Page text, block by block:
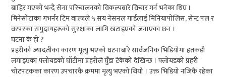
बाहिर गएको भन्दै सेना परिचालनको विकल्पबारे विचार गर्न भनेका थिए ।
मिनेसोटाका गभर्नर टिम वाल्जले ५ सय नेसनल गार्डलाई मिनियापोलिस, सेन्ट पल र
वरपरका समुदायहरूको सुरक्षाका लागि खटाइएको जनाएका छन ।
घटना के हो ?
प्रहरीको ज्यादतीका कारण मृत्यु भएको घटनाबारे सार्वजनिक भिडियोमा हतकडी
लगाइएका फ्लोयडको घाँटीमा प्रहरीले घुँडा टेकेको देखिन्छ । फ्लोयडको प्रहरी
चोटपटकका कारण उपचारकै क्रममा मृत्यु भएको थियो । उक्त भिडियो नजिकै रहेका